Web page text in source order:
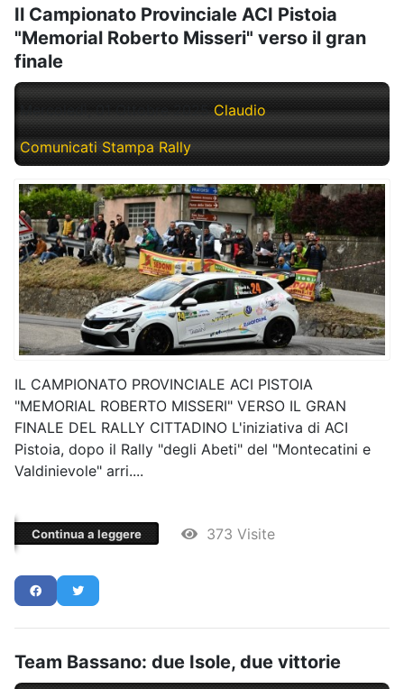
Il Campionato Provinciale ACI Pistoia
"Memorial Roberto Misseri" verso il gran
finale
Mercoledì, 01 Ottobre 2025 Claudio
Comunicati Stampa Rally
IL CAMPIONATO PROVINCIALE ACI PISTOIA
"MEMORIAL ROBERTO MISSERI" VERSO IL GRAN
FINALE DEL RALLY CITTADINO L'iniziativa di ACI
Pistoia, dopo il Rally "degli Abeti" del "Montecatini e
Valdinievole" arri....
Continua a leggere 373 Visite
Team Bassano: due Isole, due vittorie